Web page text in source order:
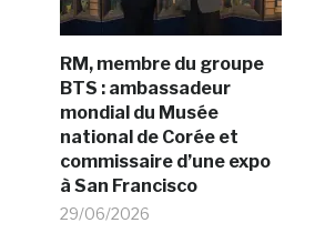
RM, membre du groupe
BTS : ambassadeur
mondial du Musée
national de Corée et
commissaire d’une expo
à San Francisco
29/06/2026